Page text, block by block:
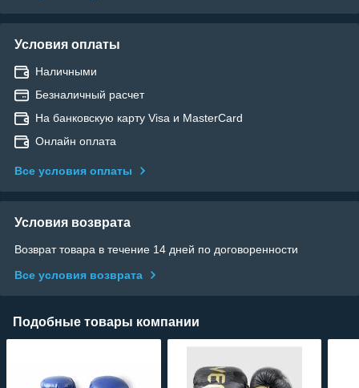
Условия оплаты
Наличными
Безналичный расчет
На банковскую карту Visa и MasterCard
Онлайн оплата
Все условия оплаты
Условия возврата
Возврат товара в течение 14 дней по договоренности
Все условия возврата
Подобные товары компании